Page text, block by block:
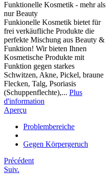
Funktionelle Kosmetik - mehr als
nur Beauty
Funkionelle Kosmetik bietet für
frei verkäufliche Produkte die
perfekte Mischung aus Beauty &
Funktion! Wir bieten Ihnen
Kosmetische Produkte mit
Funktion gegen starkes
Schwitzen, Akne, Pickel, braune
Flecken, Talg, Psoriasis
(Schuppenflechte),... Plus
d'information
Aperçu
Problembereiche
Gegen Körpergeruch
Précédent
Suiv.